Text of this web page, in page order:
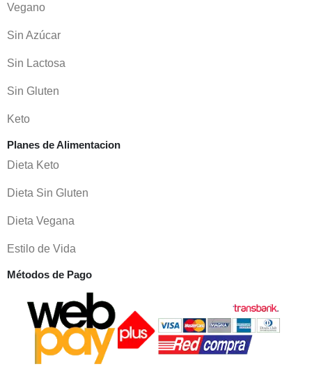
Vegano
Sin Azúcar
Sin Lactosa
Sin Gluten
Keto
Planes de Alimentacion
Dieta Keto
Dieta Sin Gluten
Dieta Vegana
Estilo de Vida
Métodos de Pago